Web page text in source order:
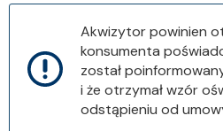
Akwizytor powinien
konsumenta
został
i że otrzymał wzór
odstąpieniu od